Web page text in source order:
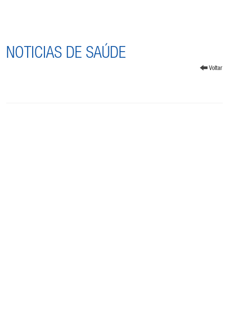
NOTICIAS DE SAÚDE